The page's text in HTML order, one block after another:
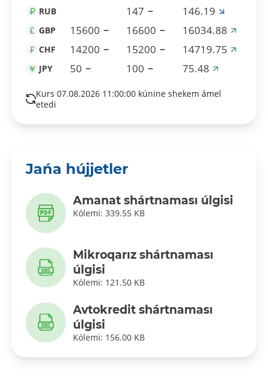
RUB 147 146.19
GBP 15600 16600 16034.88
CHF 14200 15200 14719.75
JPY 50 100 75.48
Kurs 07.08.2026 11:00:00 kúnine shekem ámel
etedi
Jańa hújjetler
Amanat shártnaması úlgisi
Kólemi: 339.55 KB
Mikroqarız shártnaması
úlgisi
Kólemi: 121.50 KB
Avtokredit shártnaması
úlgisi
Kólemi: 156.00 KB